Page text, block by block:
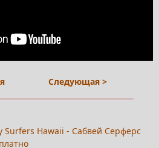
Следующая >
Surfers Hawaii - Сабвей Серферс